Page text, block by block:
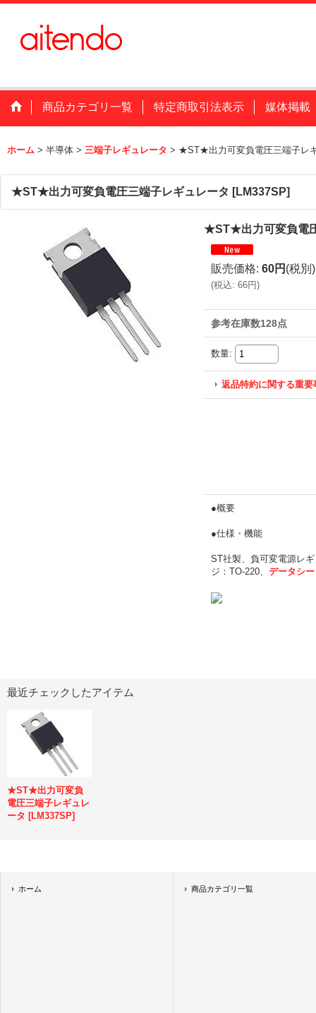
商品カテゴリ一覧 特定商取引法表示 媒体掲載
ホーム > 半導体 > 三端子レギュレータ > ★ST★出力可変負電圧三端子レ
★ST★出力可変負電圧三端子レギュレータ [LM337SP]
★ST★出力可変負電
販売価格: 60円 (税別)
(税込: 66円)
参考在庫数128点
数量:
返品特約に関する重要
●概要
●仕様・機能
ST社製、負可変電源レ
ジ：TO-220、 データシ
最近チェックしたアイテム
★ST★出力可変負
電圧三端子レギュレ
ータ [LM337SP]
ホーム 商品カテゴリ一覧